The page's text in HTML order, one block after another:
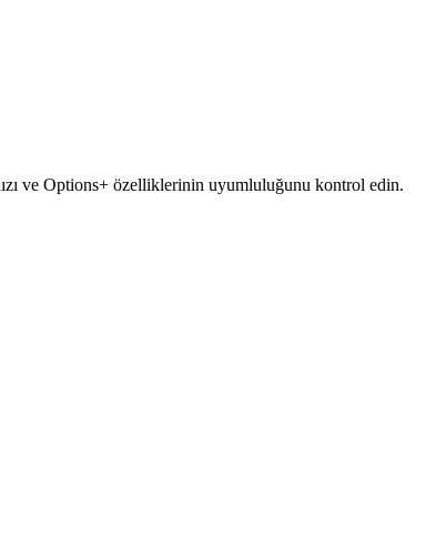
ve Options+ özelliklerinin uyumluluğunu kontrol edin.